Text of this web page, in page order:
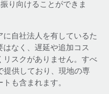
り向けることができま
自社法人を有しているた
なく、遅延や追加コス
リスクがありません。すべ
提供しており、現地の専
も含まれます。